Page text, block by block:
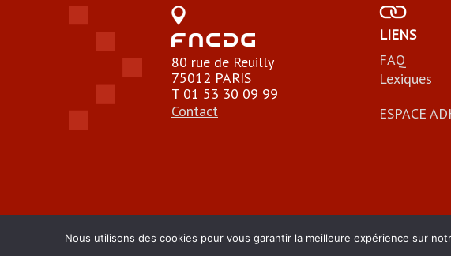
80 rue de Reuilly
75012 PARIS
T 01 53 30 09 99
Contact
LIENS
FAQ
Lexiques
ESPACE
©
Nous utilisons des cookies pour vous garantir la meilleure expérience sur